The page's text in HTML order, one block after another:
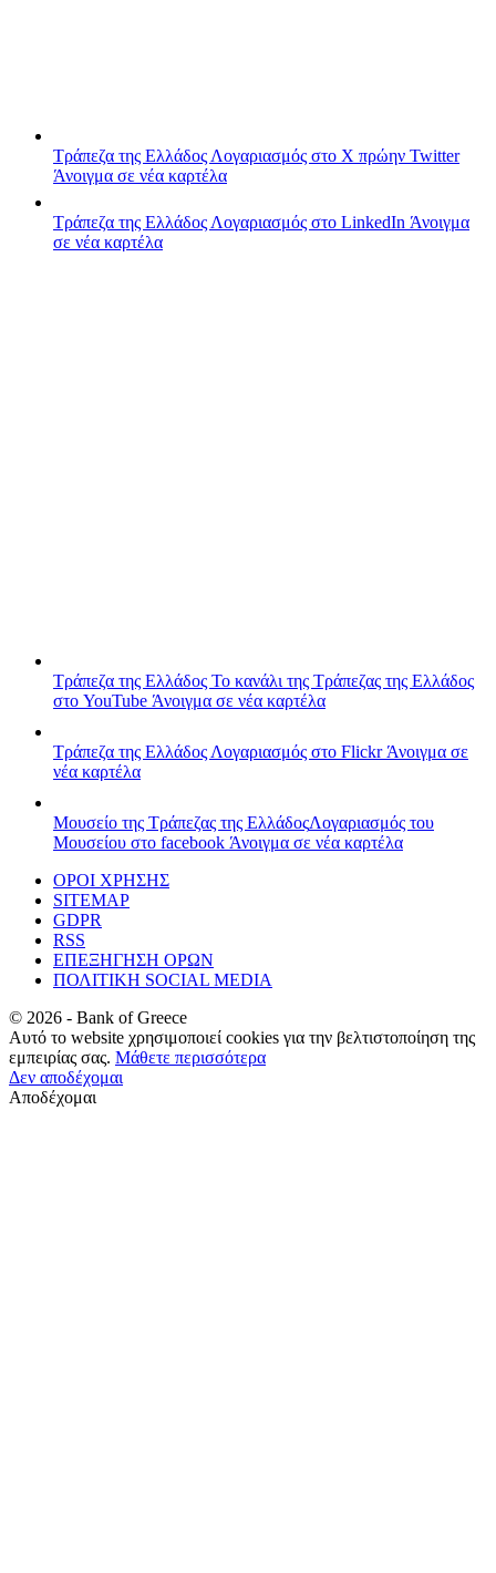
Τράπεζα της Ελλάδος Λογαριασμός στο X πρώην Twitter
Άνοιγμα σε νέα καρτέλα
Τράπεζα της Ελλάδος Λογαριασμός στο LinkedIn Άνοιγμα
σε νέα καρτέλα
Τράπεζα της Ελλάδος Το κανάλι της Τράπεζας της Ελλάδος
στο YouTube Άνοιγμα σε νέα καρτέλα
Τράπεζα της Ελλάδος Λογαριασμός στο FlickrΆνοιγμα σε
νέα καρτέλα
Μουσείο της Τράπεζας της ΕλλάδοςΛογαριασμός του
Μουσείου στο facebook Άνοιγμα σε νέα καρτέλα
ΟΡΟΙ ΧΡΗΣΗΣ
SITEMAP
GDPR
RSS
ΕΠΕΞΗΓΗΣΗ ΟΡΩΝ
ΠΟΛΙΤΙΚΗ SOCIAL MEDIA
© 2026 - Bank of Greece
Αυτό το website χρησιμοποιεί cookies για την βελτιστοποίηση της
εμπειρίας σας. Μάθετε περισσότερα
Δεν αποδέχομαι
Αποδέχομαι